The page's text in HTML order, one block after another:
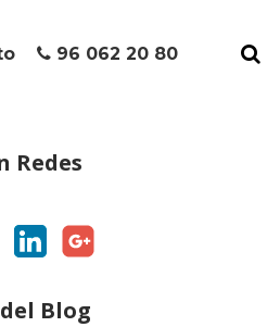
96 062 20 80
Redes
Blog